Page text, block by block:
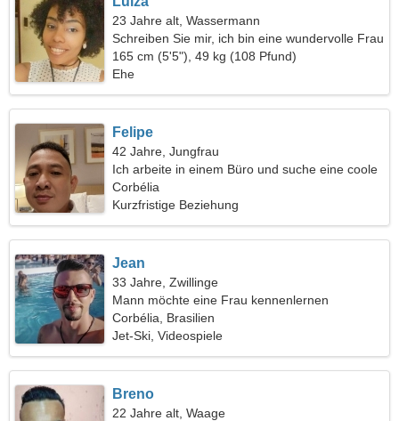
23 Jahre alt, Wassermann
Schreiben Sie mir, ich bin eine wundervolle Frau
165 cm (5'5"), 49 kg (108 Pfund)
Ehe
Felipe
42 Jahre, Jungfrau
Ich arbeite in einem Büro und suche eine coole
Frau
Corbélia
Kurzfristige Beziehung
Jean
33 Jahre, Zwillinge
Mann möchte eine Frau kennenlernen
Corbélia, Brasilien
Jet-Ski, Videospiele
Breno
22 Jahre alt, Waage